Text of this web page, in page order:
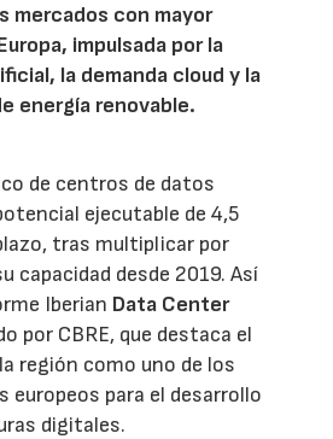
mercados con mayor
impulsada por la
la demanda cloud y la
energía renovable.
de centros de datos
ejecutable de 4,5
tras multiplicar por
capacidad desde 2019. Así
Iberian Data Center
por CBRE, que destaca el
región como uno de los
europeos para el desarrollo
digitales.